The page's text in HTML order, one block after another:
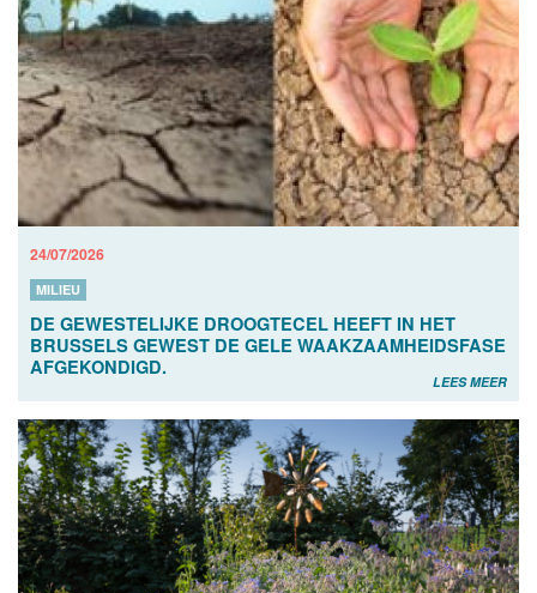
24/07/2026
MILIEU
DE GEWESTELIJKE DROOGTECEL HEEFT IN HET
BRUSSELS GEWEST DE GELE WAAKZAAMHEIDSFASE
AFGEKONDIGD.
LEES MEER